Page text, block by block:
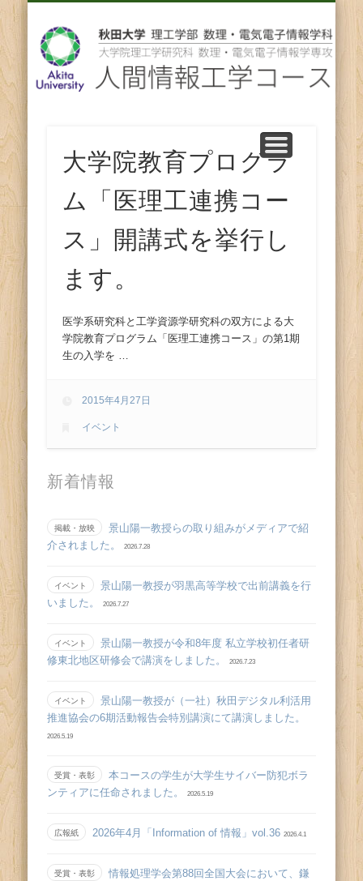
人
間
報
工
学
コ
大学院教育プログラ
ム「医理工連携コー
ス」開講式を挙行し
ます。
医学系研究科と工学資源学研究科の双方による大
学院教育プログラム「医理工連携コース」の第1期
生の入学を …
2015年4月27日
イベント
新着情報
掲載・放映
景山陽一教授らの取り組みがメディアで紹
介されました。
2026.7.28
イベント
景山陽一教授が羽黒高等学校で出前講義を行
いました。
2026.7.27
イベント
景山陽一教授が令和8年度 私立学校初任者研
修東北地区研修会で講演をしました。
2026.7.23
イベント
景山陽一教授が（一社）秋田デジタル利活用
推進協会の6期活動報告会特別講演にて講演しました。
2026.5.19
受賞・表彰
本コースの学生が大学生サイバー防犯ボラ
ンティアに任命されました。
2026.5.19
広報紙 2026年4月「Information of 情報」vol.36 2026.4.1
受賞・表彰
情報処理学会第88回全国大会において、鎌